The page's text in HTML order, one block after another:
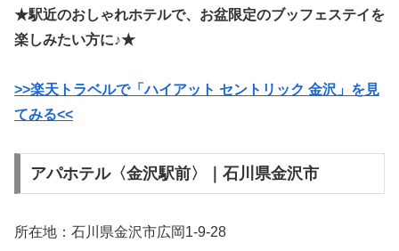
★駅近のおしゃれホテルで、お盆限定のブッフェステイを
楽しみたい方に♪★
>>楽天トラベルで「ハイアット セントリック 金沢」を見
てみる<<
アパホテル〈金沢駅前〉｜石川県金沢市
所在地：石川県金沢市広岡1-9-28